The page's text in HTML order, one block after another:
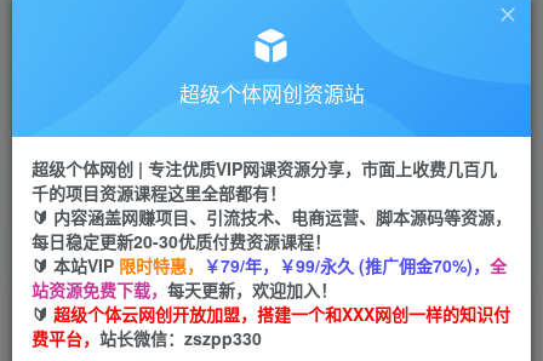
研究探讨更多创业项目路子。
会员专属推广链接
招募站长
挂机
项目
脚本卡密
APP下载
GO
首页 创业课程 会员免费 正文
2023年6月最新电脑版剪映深度去重方法，针对最
新查重机制的剪辑去重
超级个体网创资源站
超级个体网创 | 专注优质VIP网课资源分享，市面上收费几百几
千的项目资源课程这里全部都有！
🔰 内容涵盖网赚项目、引流技术、电商运营、脚本源码等资源，
每日稳定更新20-30优质付费资源课程！
🔰 本站VIP 限时特惠， ￥79/年，￥99/永久 (推广佣金70%)， 全
站资源免费下载， 每天更新，欢迎加入！
🔰 超级个体云网创开放加盟，搭建一个和XXX网创一样的知识付
费平台， 站长微信：zszpp330